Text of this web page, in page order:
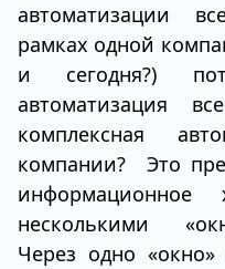
автоматизации
рамках одной
и сегодня?)
автоматизация
комплексная
компании? Это
несколькими
Через одно «окно»